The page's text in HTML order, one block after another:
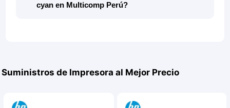
cyan en Multicomp Perú?
Suministros de Impresora al Mejor Precio